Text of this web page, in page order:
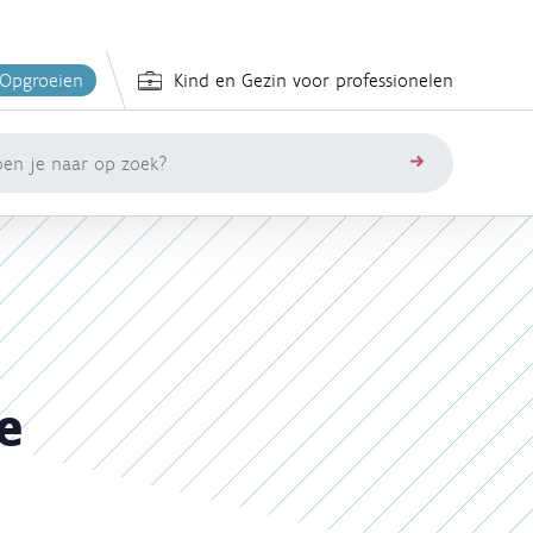
Kind en Gezin voor professionelen